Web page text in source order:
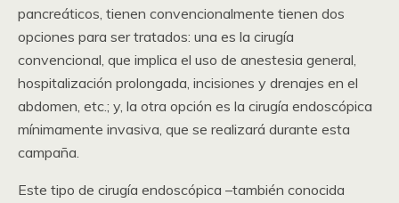
pancreáticos, tienen convencionalmente tienen dos
opciones para ser tratados: una es la cirugía
convencional, que implica el uso de anestesia general,
hospitalización prolongada, incisiones y drenajes en el
abdomen, etc.; y, la otra opción es la cirugía endoscópica
mínimamente invasiva, que se realizará durante esta
campaña.
Este tipo de cirugía endoscópica –también conocida